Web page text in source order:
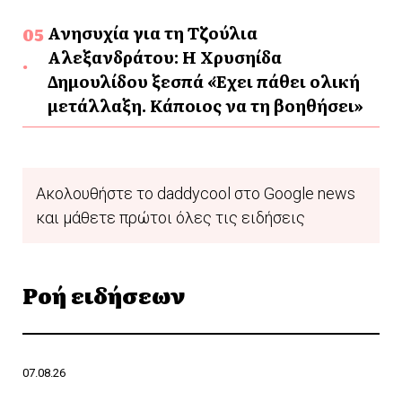
Ανησυχία για τη Τζούλια
Αλεξανδράτου: Η Χρυσηίδα
Δημουλίδου ξεσπά «Έχει πάθει ολική
μετάλλαξη. Κάποιος να τη βοηθήσει»
Ακολουθήστε το daddycool στο Google news
και μάθετε πρώτοι όλες τις ειδήσεις
Ροή ειδήσεων
07.08.26